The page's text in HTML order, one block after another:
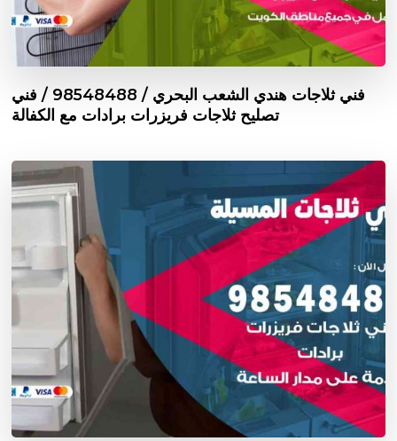
فني ثلاجات هندي الشعب البحري / 98548488 / فني
تصليح ثلاجات فريزرات برادات مع الكفالة